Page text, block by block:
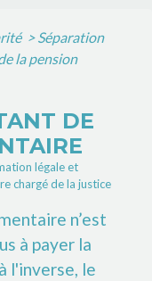
> Séparation
la pension
DE
légale et
chargé de la justice
n’est
à payer la
l'inverse, le